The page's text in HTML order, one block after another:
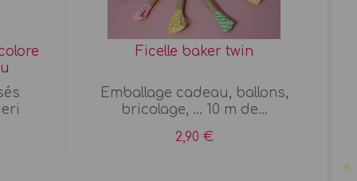
Ficelle baker twin
Emballage cadeau, ballons,
bricolage, ... 10 m de...
2,90 €